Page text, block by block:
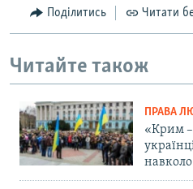
Поділитись Читати
Читайте також
ПРАВА
«Крим –